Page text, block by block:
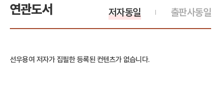
연관도서 출판사동일
저자동일
선우용여 저자가 집필한 등록된 컨텐츠가 없습니다.